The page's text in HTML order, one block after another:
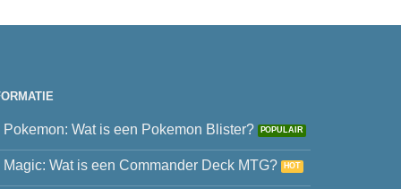
Pokemon: Wat is een Pokemon Blister?
Magic: Wat is een Commander Deck MTG?